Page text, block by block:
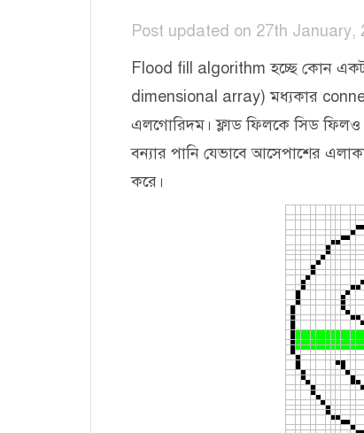
Post updated on 27th January,
Flood fill algorithm হচ্ছে কোন
dimensional array) মধ্যকার
এলগোরিদম। ফ্লাড ফিলকে সিড
বন্যার পানি যেভাবে আসেপাশের
করে।